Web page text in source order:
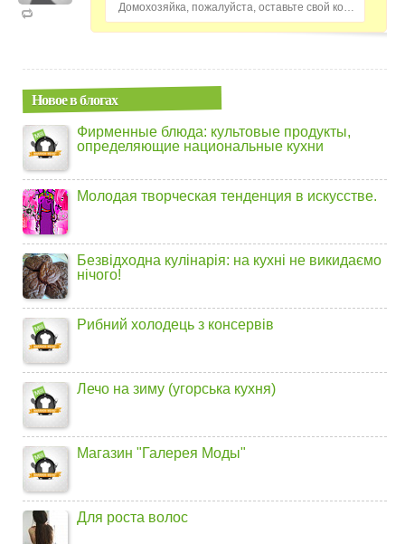
Домохозяйка, пожалуйста, оставьте свой комментарий...
Новое в блогах
Фирменные блюда: культовые продукты,
определяющие национальные кухни
Молодая творческая тенденция в искусстве.
Безвідходна кулінарія: на кухні не викидаємо
нічого!
Рибний холодець з консервів
Лечо на зиму (угорська кухня)
Магазин "Галерея Моды"
Для роста волос